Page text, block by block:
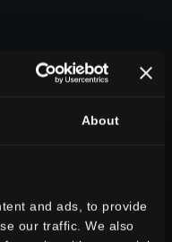
About
and ads, to provide
our traffic. We also